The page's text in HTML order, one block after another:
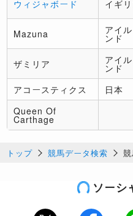
ウィジャボード イギ
Mazuna アイ
ンド
ザミリア アイ
ンド
アコースティクス 日本
Queen Of
Carthage
トップ 競馬データ検索
ソーシ